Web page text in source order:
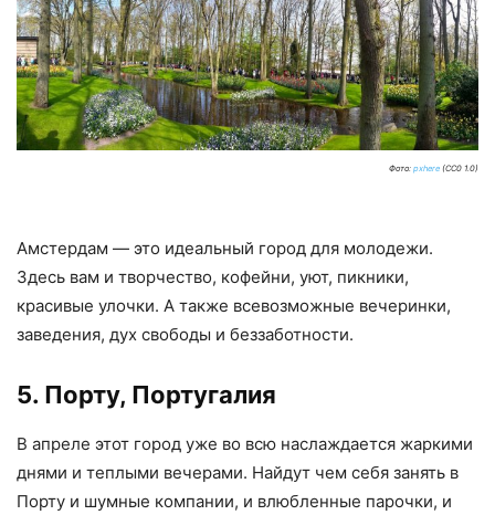
Фото: pxhere (CC0 1.0)
Амстердам — это идеальный город для молодежи.
Здесь вам и творчество, кофейни, уют, пикники,
красивые улочки. А также всевозможные вечеринки,
заведения, дух свободы и беззаботности.
5. Порту, Португалия
В апреле этот город уже во всю наслаждается жаркими
днями и теплыми вечерами. Найдут чем себя занять в
Порту и шумные компании, и влюбленные парочки, и